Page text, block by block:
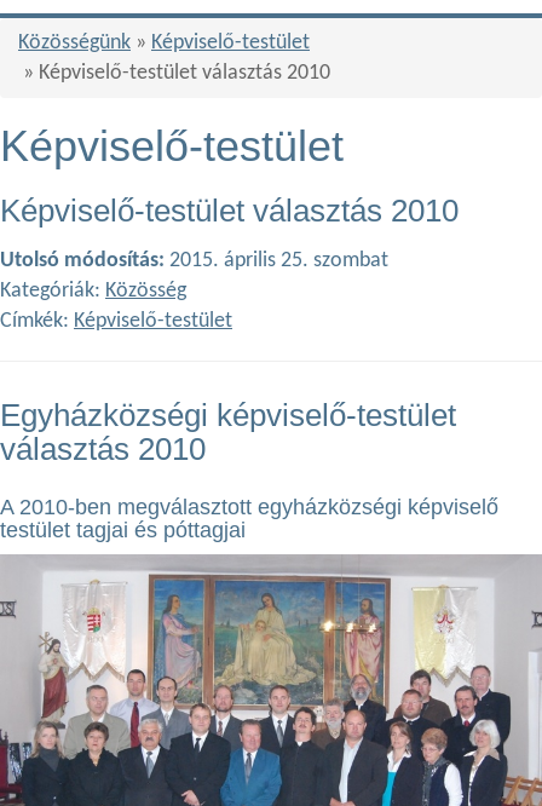
Közösségünk » Képviselő-testület
» Képviselő-testület választás 2010
Képviselő-testület
Képviselő-testület választás 2010
Utolsó módosítás: 2015. április 25. szombat
Kategóriák: Közösség
Címkék: Képviselő-testület
Egyházközségi képviselő-testület
választás 2010
A 2010-ben megválasztott egyházközségi képviselő
testület tagjai és póttagjai